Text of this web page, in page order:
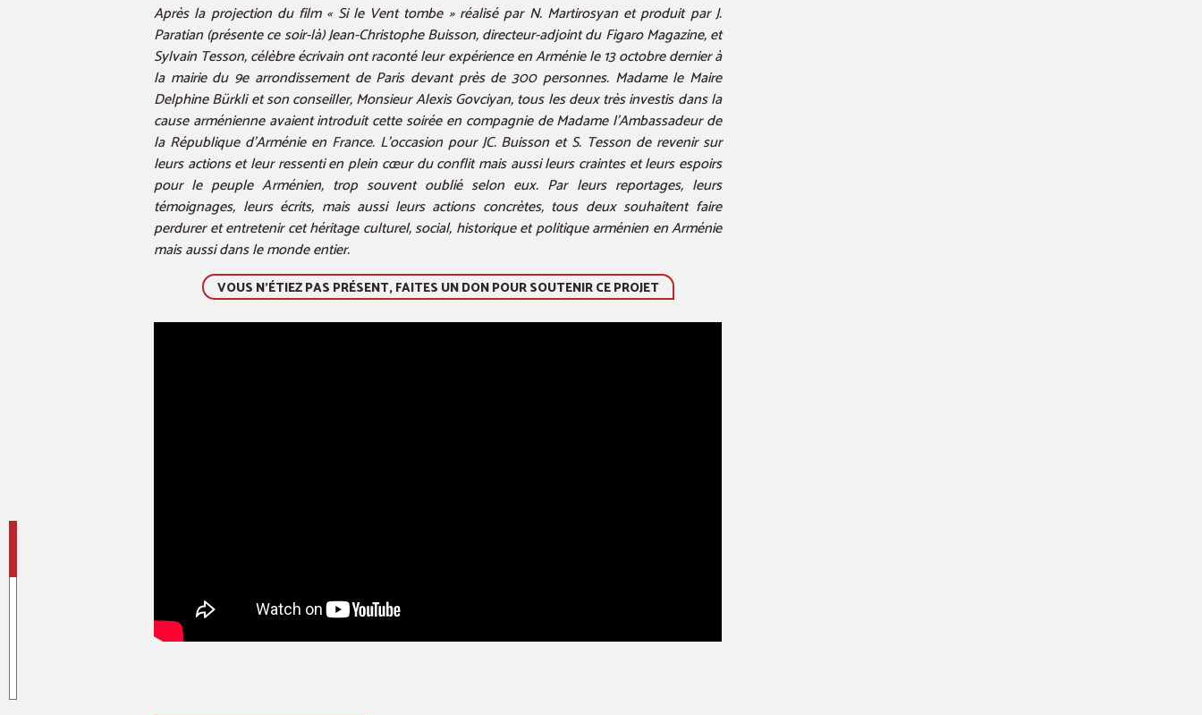
Après la projection du film « Si le Vent tombe » réalisé par N. Martirosyan et produit par J.
Paratian (présente ce soir-là) Jean-Christophe Buisson, directeur-adjoint du Figaro Magazine, et
Sylvain Tesson, célèbre écrivain ont raconté leur expérience en Arménie le 13 octobre dernier à
la mairie du 9e arrondissement de Paris devant près de 300 personnes. Madame le Maire
Delphine Bürkli et son conseiller, Monsieur Alexis Govciyan, tous les deux très investis dans la
cause arménienne avaient introduit cette soirée en compagnie de Madame l’Ambassadeur de
la République d’Arménie en France. L’occasion pour JC. Buisson et S. Tesson de revenir sur
leurs actions et leur ressenti en plein cœur du conflit mais aussi leurs craintes et leurs espoirs
pour le peuple Arménien, trop souvent oublié selon eux. Par leurs reportages, leurs
témoignages, leurs écrits, mais aussi leurs actions concrètes, tous deux souhaitent faire
perdurer et entretenir cet héritage culturel, social, historique et politique arménien en Arménie
mais aussi dans le monde entier.
VOUS N'ÉTIEZ PAS PRÉSENT, FAITES UN DON POUR SOUTENIR CE PROJET